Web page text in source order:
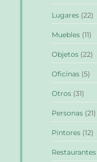
Lugares (22)
Muebles (11)
Objetos (22)
Oficinas (5)
Otros (31)
Personas (21)
Pintores (12)
Restaurantes